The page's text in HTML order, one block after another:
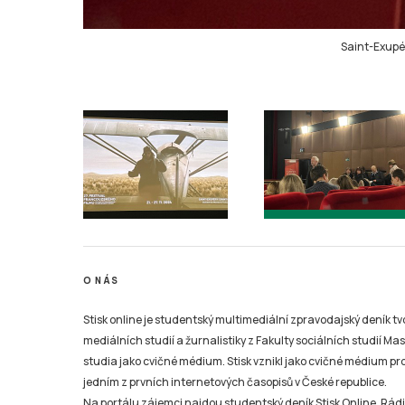
Saint-
O NÁS
Stisk online je studentský multimediální zpravodajský deník
mediálních studií a žurnalistiky z Fakulty sociálních studií
studia jako cvičné médium. Stisk vznikl jako cvičné médium
jedním z prvních internetových časopisů v České republice.